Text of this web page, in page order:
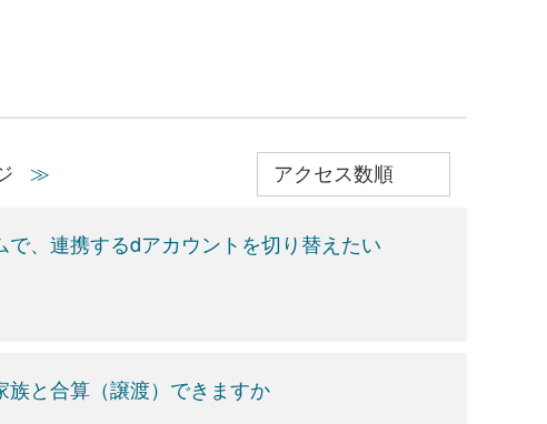
≫
で、連携するdアカウントを切り替えたい
族と合算（譲渡）できますか